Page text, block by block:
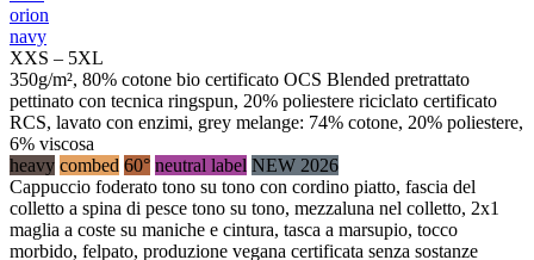
orion
navy
XXS – 5XL
350g/m², 80% cotone bio certificato OCS Blended pretrattato
pettinato con tecnica ringspun, 20% poliestere riciclato certificato
RCS, lavato con enzimi, grey melange: 74% cotone, 20% poliestere,
6% viscosa
heavy combed 60° neutral label NEW 2026
Cappuccio foderato tono su tono con cordino piatto, fascia del
colletto a spina di pesce tono su tono, mezzaluna nel colletto, 2x1
maglia a coste su maniche e cintura, tasca a marsupio, tocco
morbido, felpato, produzione vegana certificata senza sostanze